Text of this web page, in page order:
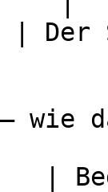
wie
|